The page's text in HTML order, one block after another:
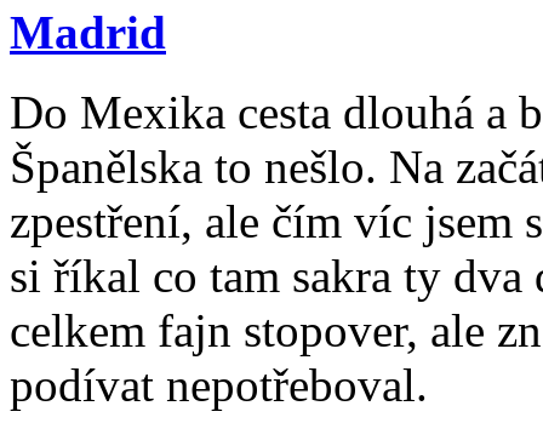
Madrid
Do Mexika cesta dlouhá a
Španělska to nešlo. Na
zpestření, ale čím víc jsem
si říkal co tam sakra ty
celkem fajn stopover, ale
podívat nepotřeboval.